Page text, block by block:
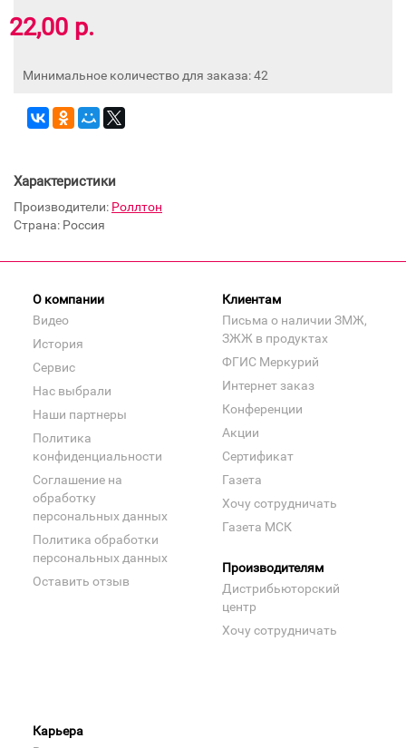
22,00 р.
Минимальное количество для заказа: 42
Характеристики
Производители: Роллтон
Страна: Россия
О компании
Видео
История
Сервис
Нас выбрали
Наши партнеры
Политика
конфиденциальности
Соглашение на
обработку
персональных данных
Политика обработки
персональных данных
Оставить отзыв
Клиентам
Письма о наличии ЗМЖ,
ЗЖЖ в продуктах
ФГИС Меркурий
Интернет заказ
Конференции
Акции
Сертификат
Газета
Хочу сотрудничать
Газета МСК
Производителям
Дистрибьюторский
центр
Хочу сотрудничать
Карьера